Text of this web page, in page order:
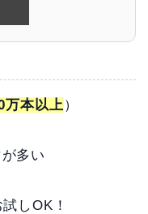
万本以上 ）
多い
しOK！